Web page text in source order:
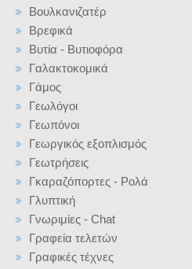
Βουλκανιζατέρ
Βρεφικά
Βυτία - Βυτιοφόρα
Γαλακτοκομικά
Γάμος
Γεωλόγοι
Γεωπόνοι
Γεωργικός εξοπλισμός
Γεωτρήσεις
Γκαραζόπορτες - Ρολά
Γλυπτική
Γνωριμίες - Chat
Γραφεία τελετών
Γραφικές τέχνες